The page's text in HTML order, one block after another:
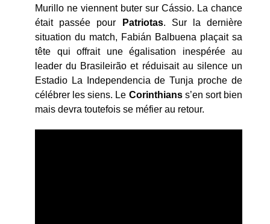
Murillo ne viennent buter sur Cássio. La chance
était passée pour
Patriotas. Sur la dernière
situation du match, Fabián Balbuena plaçait sa
tête qui offrait une égalisation inespérée au
leader du Brasileirão et réduisait au silence un
Estadio La Independencia de Tunja proche de
célébrer les siens. Le Corinthianss’en sort bien
mais devra toutefois se méfier au retour.